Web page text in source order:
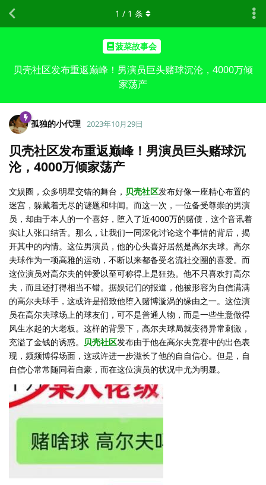
菠菜故事会
贝壳社区发布重返巅峰！男演员巨头赌球沉沦，4000万倾
家荡产
1 / 1 条
孤独的小代理 2023年10月29日
贝壳社区发布重返巅峰！男演员巨头赌球沉
沦，4000万倾家荡产
文娱圈，众多明星交错的舞台， 贝壳社区发布好像一座精心布置的
迷宫，躲藏着无尽的谜题和绯闻。而这一次，一位备受尊崇的男演
员，却由于本人的一个喜好，堕入了近4000万的赌债，这个音讯着
实让人张口结舌。那么，让我们一同深化讨论这个事情的背后，揭
开其中的内情。这位男演员，他的心头喜好居然是高尔夫球。高尔
夫球作为一项高雅的运动，不断以来都备受名流社交圈的喜爱。而
这位演员对高尔夫的钟爱以至可称得上是狂热。他不只喜欢打高尔
夫，而且还打得相当不错。据娱记们的报道，他被形容为自信满满
的高尔夫球手，这或许是招致他堕入赌博漩涡的缘由之一。这位演
员在高尔夫球场上的球友们，可不是普通人物，而是一些生意做得
风生水起的大老板。这样的背景下，高尔夫球局就变得异常刺激，
充溢了金钱的诱惑。
贝壳社区发布由于他在高尔夫竞赛中的出色表
现，频频博得场面，这或许进一步滋长了他的自自信心。但是，自
自信心常常随同着自豪，而在这位演员的状况中尤为明显。